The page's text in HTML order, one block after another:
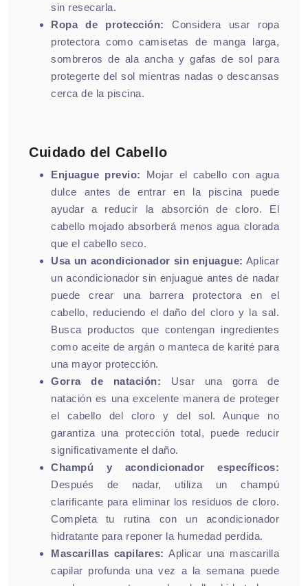
sin resecarla.
Ropa de protección:
Considera usar ropa
protectora como camisetas de manga larga,
sombreros de ala ancha y gafas de sol para
protegerte del sol mientras nadas o descansas
cerca de la piscina.
Cuidado del Cabello
Enjuague previo: Mojar el cabello con agua
dulce antes de entrar en la piscina puede
ayudar a reducir la absorción de cloro. El
cabello mojado absorberá menos agua clorada
que el cabello seco.
Usa un acondicionador sin enjuague: Aplicar
un acondicionador sin enjuague antes de nadar
puede crear una barrera protectora en el
cabello, reduciendo el daño del cloro y la sal.
Busca productos que contengan ingredientes
como aceite de argán o manteca de karité para
una mayor protección.
Gorra de natación: Usar una gorra de
natación es una excelente manera de proteger
el cabello del cloro y del sol. Aunque no
garantiza una protección total, puede reducir
significativamente el daño.
Champú y acondicionador específicos:
Después de nadar, utiliza un champú
clarificante para eliminar los residuos de cloro.
Completa tu rutina con un acondicionador
hidratante para reponer la humedad perdida.
Mascarillas capilares: Aplicar una mascarilla
capilar profunda una vez a la semana puede